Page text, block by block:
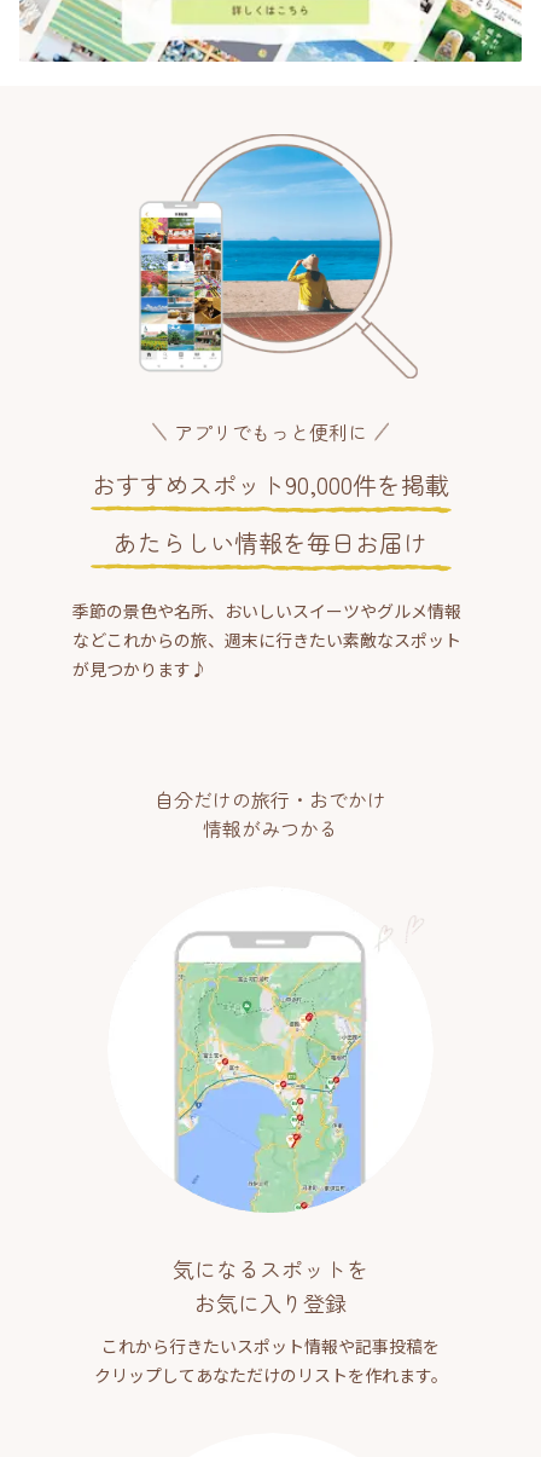
アプリでもっと便利に
おすすめスポット90,000件を掲載
あたらしい情報を毎日お届け
季節の景色や名所、おいしいスイーツやグルメ情報
などこれからの旅、週末に行きたい素敵なスポット
が見つかります♪
自分だけの旅行・おでかけ
情報がみつかる
気になるスポットを
お気に入り登録
これから行きたいスポット情報や記事投稿を
クリップしてあなただけのリストを作れます。